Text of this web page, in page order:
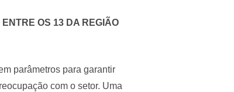
OS 13 DA REGIÃO
parâmetros para garantir
com o setor. Uma